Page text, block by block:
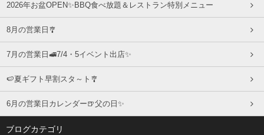
2026年お盆OPEN✨BBQ食べ放題＆レストラン特別メニュー
8月の営業日🎐
7月の営業日🚅7/4・5イベント出店✨
🍉夏ギフト早割スタ～ト🎐
6月の営業日カレンダー🍺父の日✨
ブログカテゴリ